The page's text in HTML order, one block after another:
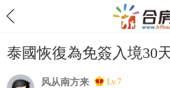
泰國恢復為免簽入境30
风从南方来
Lv.7